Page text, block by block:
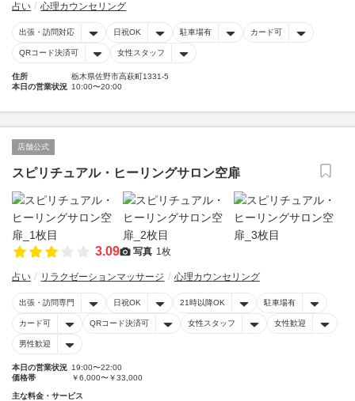
占い 心理カウンセリング
出張・訪問対応 日祝OK 駐車場有 カード可
QRコード決済可 女性スタッフ
住所
栃木県佐野市高萩町1331-5
本日の営業状況 10:00〜20:00
店舗公式
スピリチュアル・ヒーリングサロン空扉
3.09 写真 1枚
占い リラクゼーションマッサージ 心理カウンセリング
出張・訪問専門 日祝OK 21時以降OK 駐車場有
カード可 QRコード決済可 女性スタッフ 女性歓迎
男性歓迎
本日の営業状況 19:00〜22:00
価格帯
￥6,000〜￥33,000
主な料金・サービス